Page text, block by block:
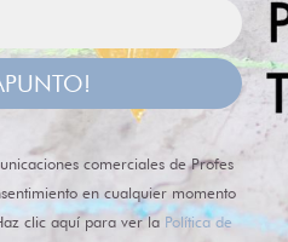
comerciales de Profes
en cualquier momento
clic aquí para ver la Política de